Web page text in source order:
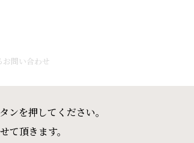
お問い合わせ
ンを押してください。
て頂きます。